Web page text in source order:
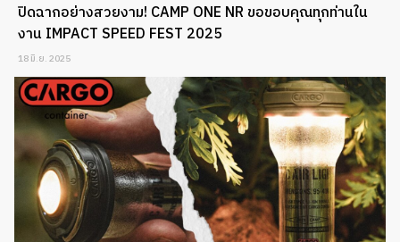
ปิดฉากอย่างสวยงาม! CAMP ONE NR ขอขอบคุณทุกท่านใน
งาน IMPACT SPEED FEST 2025
18 มิ.ย. 2025